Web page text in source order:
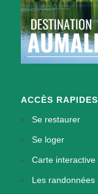
ACCÈS RAPIDES
Se restaurer
Se loger
Carte interactive
Les randonnées